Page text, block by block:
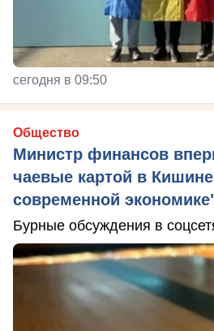
сегодня в 09:50
Общество
Министр финансов
чаевые картой в
современной
Бурные обсуждения в